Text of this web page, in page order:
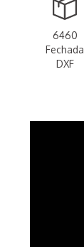
6460
Fechada
DXF